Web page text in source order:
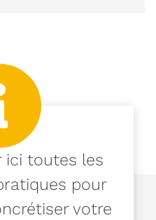
ici toutes les
pour
votre